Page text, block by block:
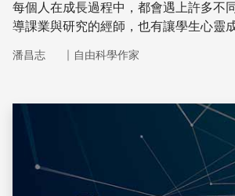
每個人在成長過程中，都會遇上許多不
導課業與研究的經師，也有讓學生心靈
業，同時引領學生開拓人生方向的生命
建立，身上也不時流露出溫文儒雅的學
潘昌志 ｜ 自由科學作家